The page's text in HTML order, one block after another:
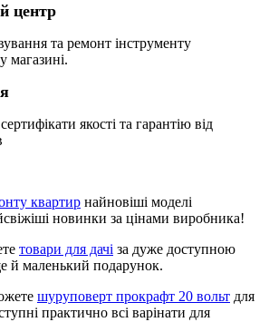
центр
та ремонт інструменту
магазині.
якості та гарантію від
квартир найновіші моделі
новинки за цінами виробника!
товари для дачі за дуже доступною
й маленький подарунок.
шуруповерт прокрафт 20 вольт для
практично всі варінати для